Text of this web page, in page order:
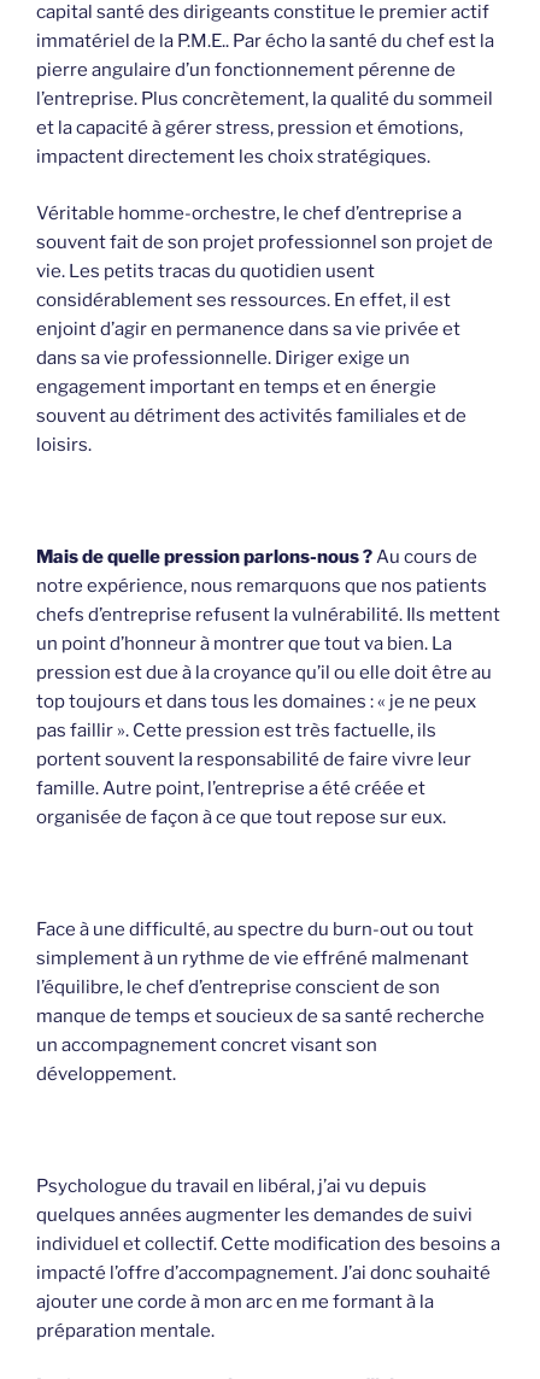
capital santé des dirigeants constitue le premier actif
immatériel de la P.M.E.. Par écho la santé du chef est la
pierre angulaire d’un fonctionnement pérenne de
l’entreprise. Plus concrètement, la qualité du sommeil
et la capacité à gérer stress, pression et émotions,
impactent directement les choix stratégiques.
Véritable homme-orchestre, le chef d’entreprise a
souvent fait de son projet professionnel son projet de
vie. Les petits tracas du quotidien usent
considérablement ses ressources. En effet, il est
enjoint d’agir en permanence dans sa vie privée et
dans sa vie professionnelle. Diriger exige un
engagement important en temps et en énergie
souvent au détriment des activités familiales et de
loisirs.
Mais de quelle pression parlons-nous ? Au cours de
notre expérience, nous remarquons que nos patients
chefs d’entreprise refusent la vulnérabilité. Ils mettent
un point d’honneur à montrer que tout va bien. La
pression est due à la croyance qu’il ou elle doit être au
top toujours et dans tous les domaines : « je ne peux
pas faillir ». Cette pression est très factuelle, ils
portent souvent la responsabilité de faire vivre leur
famille. Autre point, l’entreprise a été créée et
organisée de façon à ce que tout repose sur eux.
Face à une difficulté, au spectre du burn-out ou tout
simplement à un rythme de vie effréné malmenant
l’équilibre, le chef d’entreprise conscient de son
manque de temps et soucieux de sa santé recherche
un accompagnement concret visant son
développement.
Psychologue du travail en libéral, j’ai vu depuis
quelques années augmenter les demandes de suivi
individuel et collectif. Cette modification des besoins a
impacté l’offre d’accompagnement. J’ai donc souhaité
ajouter une corde à mon arc en me formant à la
préparation mentale.